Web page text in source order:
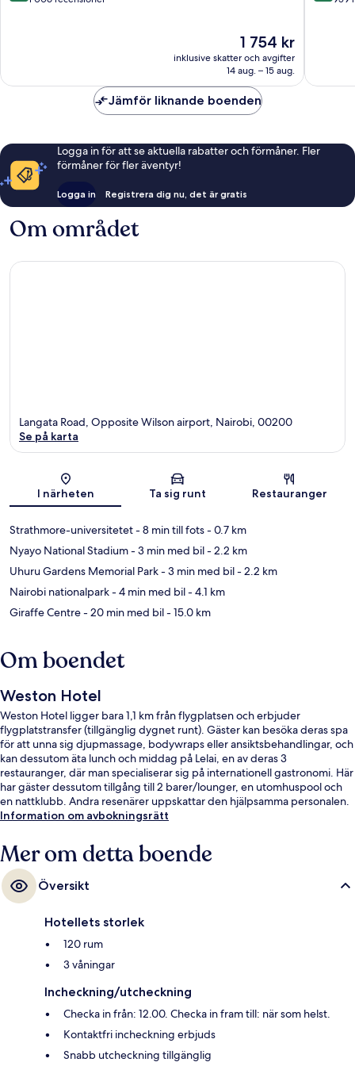
Priset
är
1 754 kr
1 754 kr
inklusive skatter och avgifter
14 aug. – 15 aug.
Jämför liknande boenden
Logga in för att se aktuella rabatter och förmåner. Fler
förmåner för fler äventyr!
Logga in Registrera dig nu, det är gratis
Om området
Karta
Langata Road, Opposite Wilson airport, Nairobi, 00200
Se på karta
I närheten Ta sig runt Restauranger
Strathmore-universitetet- 8 min till fots- 0.7 km
Nyayo National Stadium- 3 min med bil- 2.2 km
Uhuru Gardens Memorial Park- 3 min med bil- 2.2 km
Nairobi nationalpark- 4 min med bil- 4.1 km
Giraffe Centre- 20 min med bil- 15.0 km
Om boendet
Weston Hotel
Weston Hotel ligger bara 1,1 km från flygplatsen och erbjuder
flygplatstransfer (tillgänglig dygnet runt). Gäster kan besöka deras spa
för att unna sig djupmassage, bodywraps eller ansiktsbehandlingar, och
kan dessutom äta lunch och middag på Lelai, en av deras 3
restauranger, där man specialiserar sig på internationell gastronomi. Här
har gäster dessutom tillgång till 2 barer/lounger, en utomhuspool och
en nattklubb. Andra resenärer uppskattar den hjälpsamma personalen.
Information om avbokningsrätt
Mer om detta boende
Översikt
Hotellets storlek
120 rum
3 våningar
Incheckning/utcheckning
Checka in från: 12.00. Checka in fram till: när som helst.
Kontaktfri incheckning erbjuds
Snabb utcheckning tillgänglig